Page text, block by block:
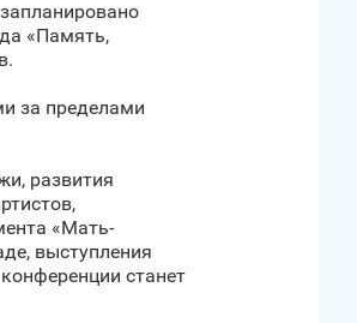
«Память,
за пределами
развития
«Мать-
выступления
станет